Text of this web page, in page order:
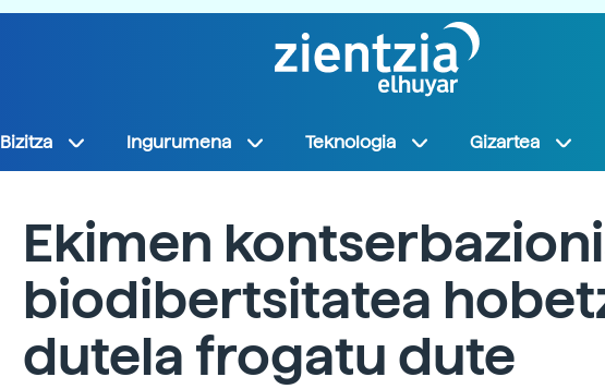
Bizitza Ingurumena Teknologia Gizartea
Ekimen
biodibertsitatea
dutela frogatu dute